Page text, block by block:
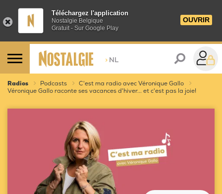
Téléchargez l'application
Nostalgie Belgique
Gratuit - Sur Google Play
OUVRIR
> NL
Radios Podcasts
C'est ma radio avec Véronique Gallo
Véronique Gallo raconte ses vacances d'hiver... et c'est pas la joie!